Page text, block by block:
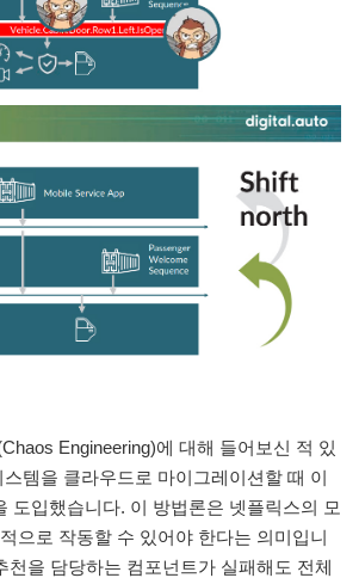
Engineering)에 대해 들어보신 적 있
템을 클라우드로 마이그레이션할 때 이
도입했습니다. 이 방법론은 넷플릭스의 모
으로 작동할 수 있어야 한다는 의미입니
천을 담당하는 컴포넌트가 실패해도 전체